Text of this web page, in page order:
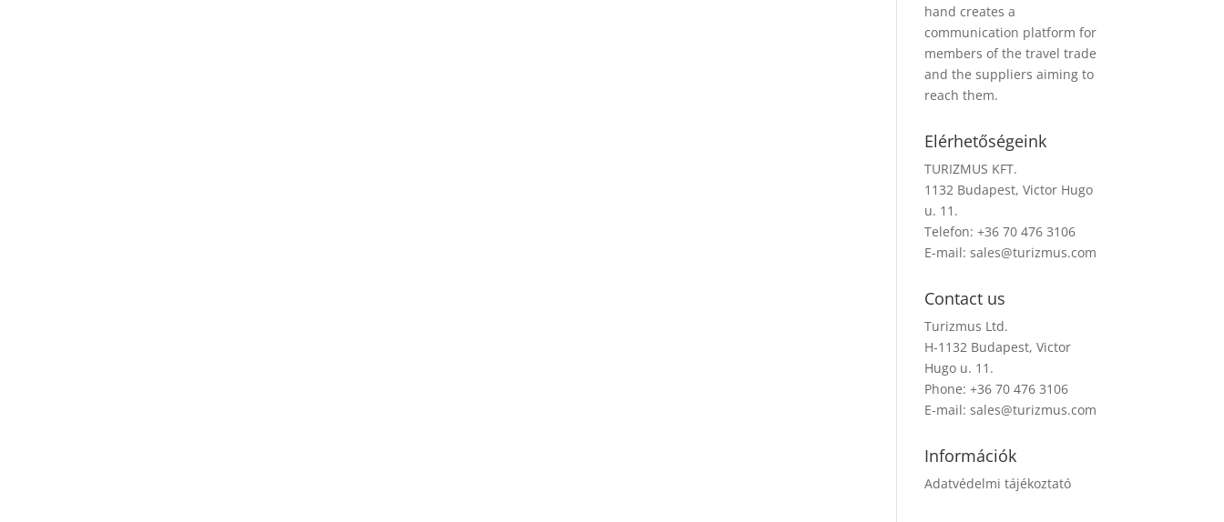
hand creates a
communication platform for
members of the travel trade
and the suppliers aiming to
reach them.
Elérhetőségeink
TURIZMUS KFT.
1132 Budapest, Victor Hugo
u. 11.
Telefon: +36 70 476 3106
E-mail:sales@turizmus.com
Contact us
Turizmus Ltd.
H-1132 Budapest, Victor
Hugo u. 11.
Phone: +36 70 476 3106
E-mail:sales@turizmus.com
Információk
Adatvédelmi tájékoztató